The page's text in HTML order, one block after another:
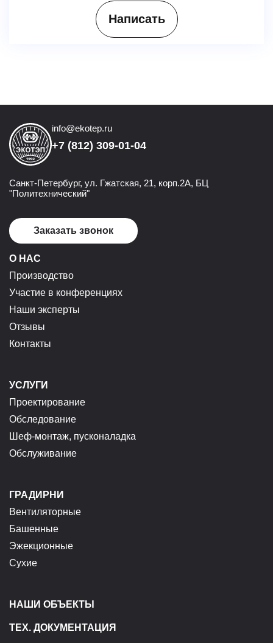
Написать
info@ekotep.ru
+7 (812) 309-01-04
Санкт-Петербург, ул. Гжатская, 21, корп.2А, БЦ
"Политехнический"
Заказать звонок
О НАС
Производство
Участие в конференциях
Наши эксперты
Отзывы
Контакты
УСЛУГИ
Проектирование
Обследование
Шеф-монтаж, пусконаладка
Обслуживание
ГРАДИРНИ
Вентиляторные
Башенные
Эжекционные
Сухие
НАШИ ОБЪЕКТЫ
ТЕХ. ДОКУМЕНТАЦИЯ